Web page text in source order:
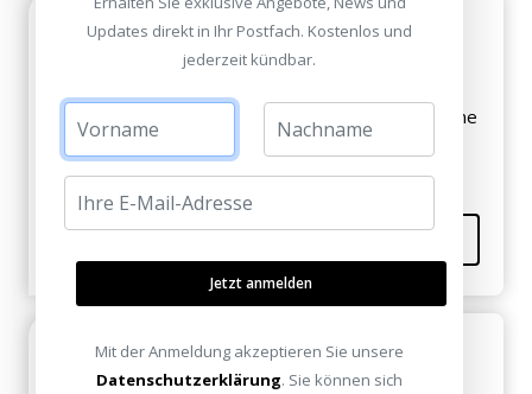
Hilfreich
Berta Kauffmann am 07. Oktober 2011
Ich hab noch einige Fragen, kann man euch auch eine
Email schicken?
Danke
Vroni am 06. Oktober 2011
Updates direkt in Ihr Postfach. Kostenlos und
jederzeit kündbar.
Jetzt anmelden
Mit der Anmeldung akzeptieren Sie unsere
Datenschutzerklärung. Sie können sich